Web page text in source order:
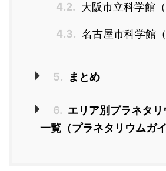
4.2. 大阪市立科学館（
4.3. 名古屋市科学館（
5. まとめ
6. エリア別プラネタ
一覧（プラネタリウムガイ